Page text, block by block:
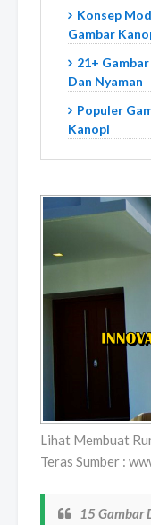
Konsep
Gambar
21+
Dan Nyaman
Populer
Kanopi
Lihat Membuat
Teras Sumber :
15 Gambar